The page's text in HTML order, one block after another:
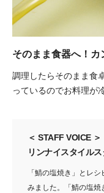
そのまま食器へ！
調理したらそのまま食
っているのでお料理が
＜ STAFF VOICE ＞
リンナイスタイル
「鯖の塩焼き」とレ
みました。「鯖の塩焼